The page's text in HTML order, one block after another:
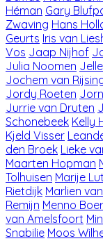
Héman Gary
Zwaving Hans
Geurts Iris van
Vos Jaap Nijhof
Julia Noomen
Jochem van
Jordy Roeten
Jurrie van Druten
Schonebeek Kelly
Kjeld Visser
den Broek Lieke
Maarten Hopman
Tolhuisen Marije
Rietdijk Marlien
Remijn Menno
van Amelsfoort
Snabilie Moos